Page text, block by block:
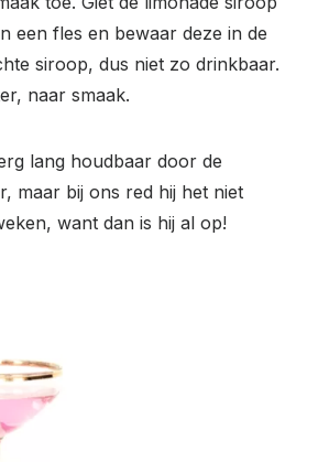
een fles en bewaar deze in de
siroop, dus niet zo drinkbaar.
naar smaak.
lang houdbaar door de
maar bij ons red hij het niet
want dan is hij al op!